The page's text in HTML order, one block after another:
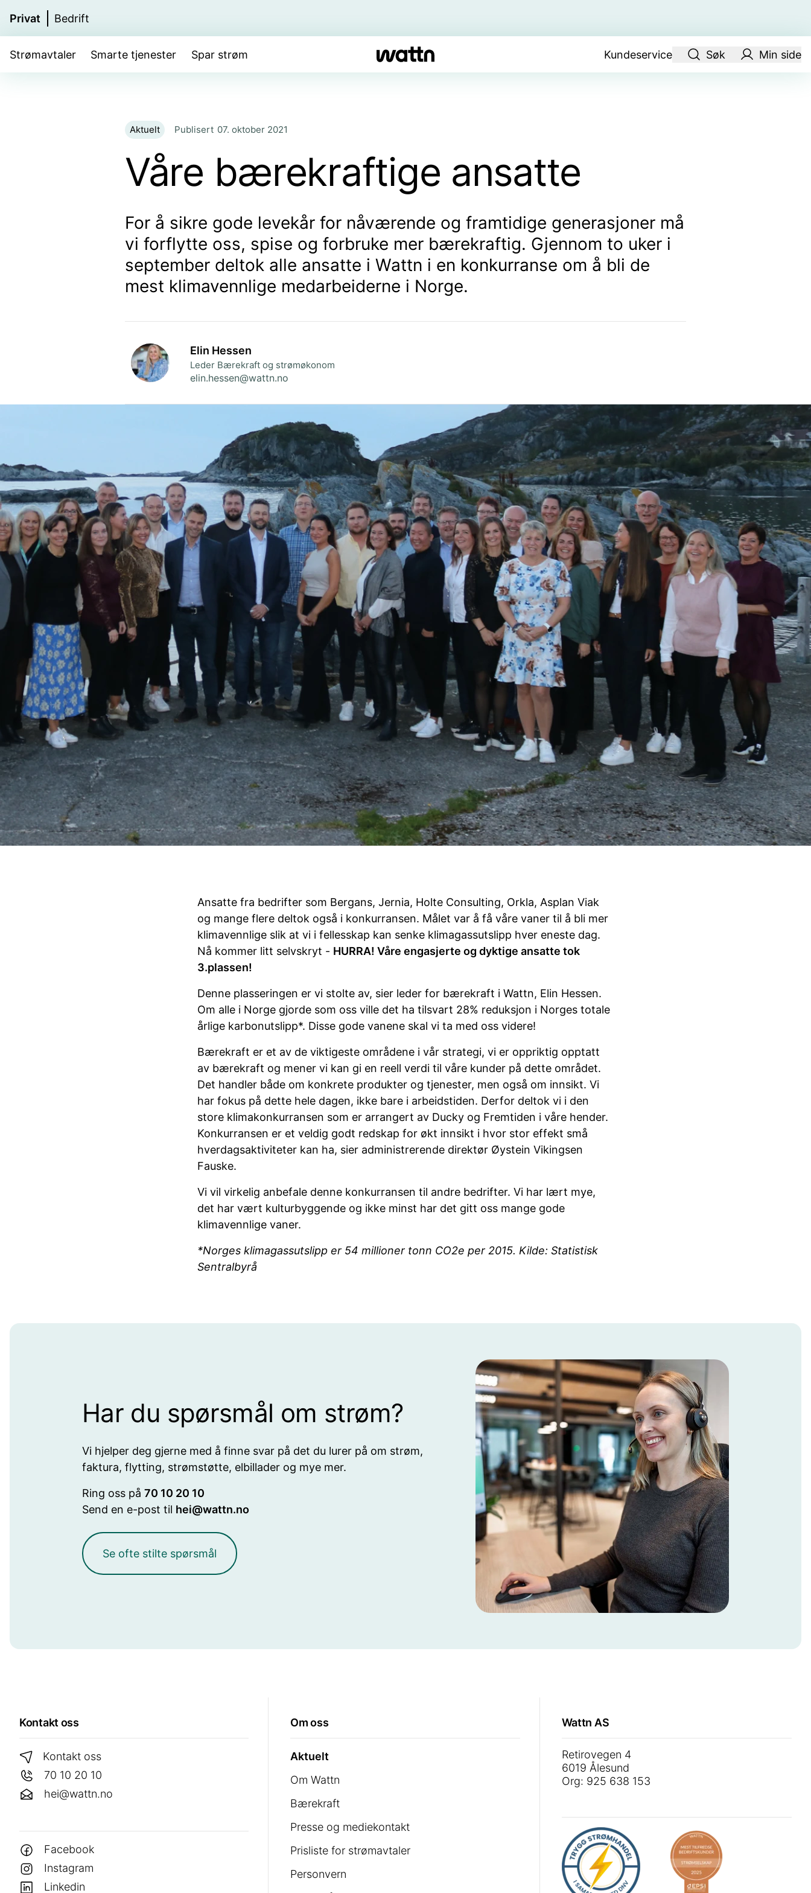
Privat Bedrift
Kundeservice Søk Min side
Strømavtaler Smarte tjenester Spar strøm
Aktuelt Publisert 07. oktober 2021
Våre bærekraftige ansatte
For å sikre gode levekår for nåværende og framtidige generasjoner må
vi forflytte oss, spise og forbruke mer bærekraftig. Gjennom to uker i
september deltok alle ansatte i Wattn i en konkurranse om å bli de
mest klimavennlige medarbeiderne i Norge.
Elin Hessen
Leder Bærekraft og strømøkonom
elin.hessen@wattn.no
Ansatte fra bedrifter som Bergans, Jernia, Holte Consulting, Orkla, Asplan Viak
og mange flere deltok også i konkurransen. Målet var å få våre vaner til å bli mer
klimavennlige slik at vi i fellesskap kan senke klimagassutslipp hver eneste dag.
Nå kommer litt selvskryt - HURRA! Våre engasjerte og dyktige ansatte tok
3.plassen!
Denne plasseringen er vi stolte av, sier leder for bærekraft i Wattn, Elin Hessen.
Om alle i Norge gjorde som oss ville det ha tilsvart 28% reduksjon i Norges totale
årlige karbonutslipp*. Disse gode vanene skal vi ta med oss videre!
Bærekraft er et av de viktigeste områdene i vår strategi, vi er oppriktig opptatt
av bærekraft og mener vi kan gi en reell verdi til våre kunder på dette området.
Det handler både om konkrete produkter og tjenester, men også om innsikt. Vi
har fokus på dette hele dagen, ikke bare i arbeidstiden. Derfor deltok vi i den
store klimakonkurransen som er arrangert av Ducky og Fremtiden i våre hender.
Konkurransen er et veldig godt redskap for økt innsikt i hvor stor effekt små
hverdagsaktiviteter kan ha, sier administrerende direktør Øystein Vikingsen
Fauske.
Vi vil virkelig anbefale denne konkurransen til andre bedrifter. Vi har lært mye,
det har vært kulturbyggende og ikke minst har det gitt oss mange gode
klimavennlige vaner.
*Norges klimagassutslipp er 54 millioner tonn CO2e per 2015. Kilde: Statistisk
Sentralbyrå
Har du spørsmål om strøm?
Vi hjelper deg gjerne med å finne svar på det du lurer på om strøm,
faktura, flytting, strømstøtte, elbillader og mye mer.
Ring oss på 70 10 20 10
Send en e-post til hei@wattn.no
Se ofte stilte spørsmål
Kontakt oss
Kontakt oss
70 10 20 10
hei@wattn.no
Facebook
Instagram
Linkedin
Om oss
Aktuelt
Om Wattn
Bærekraft
Presse og mediekontakt
Prisliste for strømavtaler
Personvern
Wattn AS
Retirovegen 4
6019 Ålesund
Org: 925 638 153